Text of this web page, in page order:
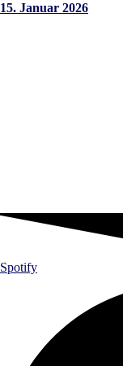
15. Januar 2026
Spotify